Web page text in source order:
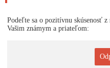
Podeľte sa o pozitívnu skúsenosť z
Vašim známym a priateľom: